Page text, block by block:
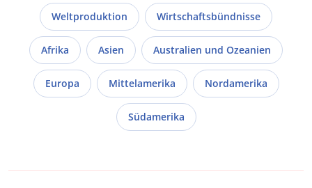
Weltproduktion Wirtschaftsbündnisse
Afrika Asien Australien und Ozeanien
Europa Mittelamerika Nordamerika
Südamerika